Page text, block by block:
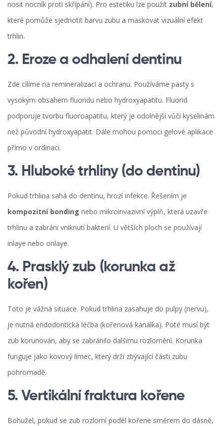
nosit nocník proti skřípání). Pro estetiku lze použít zubní bělení,
které pomůže sjednotit barvu zubu a maskovat vizuální efekt
trhlin.
2. Eroze a odhalení dentinu
Zde cílíme na remineralizaci a ochranu. Používáme pasty s
vysokým obsahem fluoridu nebo hydroxyapatitu. Fluorid
podporuje tvorbu fluoroapatitu, který je odolnější vůči kyselinám
než původní hydroxyapatit. Dále mohou pomoci gelové aplikace
přímo v ordinaci.
3. Hluboké trhliny (do dentinu)
Pokud trhlina sahá do dentinu, hrozí infekce. Řešením je
kompozitní bonding nebo mikroinvazivní výplň, která uzavře
trhlinu a zabráni vniknutí bakterií. U větších ploch se používají
inlaye nebo onlaye.
4. Prasklý zub (korunka až
kořen)
Toto je vážná situace. Pokud trhlina zasahuje do pulpy (nervu),
je nutná endodontická léčba (kořenová kanálka). Poté musí být
zub korunován, aby se zabránilo dalšímu rozlomění. Korunka
funguje jako kovový límec, který drží zbývající části zubu
pohromadě.
5. Vertikální fraktura kořene
Bohužel, pokud se zub rozlomí podél kořene směrem do dásně,